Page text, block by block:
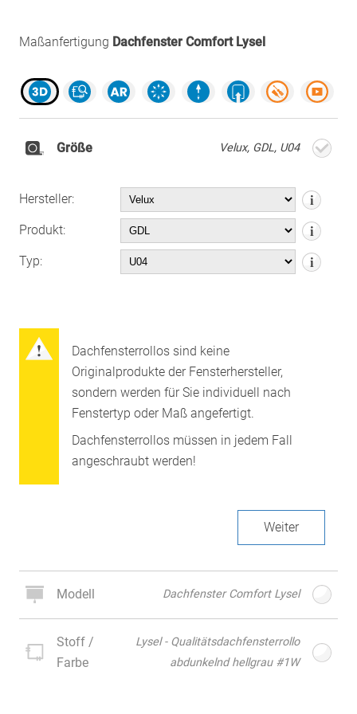
Maßanfertigung Dachfenster Comfort Lysel
Größe Velux, GDL, U04
Hersteller:
Produkt:
Typ:
Dachfensterrollos sind keine
Originalprodukte der Fensterhersteller,
sondern werden für Sie individuell nach
Fenstertyp oder Maß angefertigt.
Dachfensterrollos müssen in jedem Fall
angeschraubt werden!
Weiter
Modell Dachfenster Comfort Lysel
Stoff /
Farbe
Lysel - Qualitätsdachfensterrollo
abdunkelnd hellgrau #1W